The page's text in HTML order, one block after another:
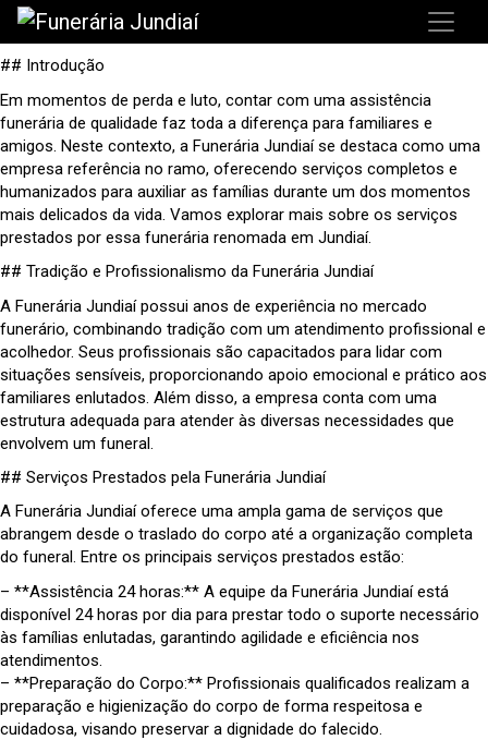
## Introdução
Em momentos de perda e luto, contar com uma assistência
funerária de qualidade faz toda a diferença para familiares e
amigos. Neste contexto, a Funerária Jundiaí se destaca como uma
empresa referência no ramo, oferecendo serviços completos e
humanizados para auxiliar as famílias durante um dos momentos
mais delicados da vida. Vamos explorar mais sobre os serviços
prestados por essa funerária renomada em Jundiaí.
## Tradição e Profissionalismo da Funerária Jundiaí
A Funerária Jundiaí possui anos de experiência no mercado
funerário, combinando tradição com um atendimento profissional e
acolhedor. Seus profissionais são capacitados para lidar com
situações sensíveis, proporcionando apoio emocional e prático aos
familiares enlutados. Além disso, a empresa conta com uma
estrutura adequada para atender às diversas necessidades que
envolvem um funeral.
## Serviços Prestados pela Funerária Jundiaí
A Funerária Jundiaí oferece uma ampla gama de serviços que
abrangem desde o traslado do corpo até a organização completa
do funeral. Entre os principais serviços prestados estão:
– **Assistência 24 horas:** A equipe da Funerária Jundiaí está
disponível 24 horas por dia para prestar todo o suporte necessário
às famílias enlutadas, garantindo agilidade e eficiência nos
atendimentos.
– **Preparação do Corpo:** Profissionais qualificados realizam a
preparação e higienização do corpo de forma respeitosa e
cuidadosa, visando preservar a dignidade do falecido.